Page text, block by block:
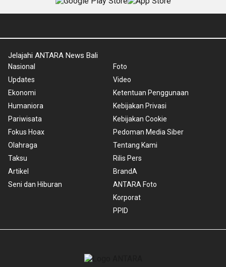
Jelajahi ANTARA News Bali
Nasional
Updates
Ekonomi
Humaniora
Pariwisata
Fokus Hoax
Olahraga
Taksu
Artikel
Seni dan Hiburan
Foto
Video
Ketentuan Penggunaan
Kebijakan Privasi
Kebijakan Cookie
Pedoman Media Siber
Tentang Kami
Rilis Pers
BrandA
ANTARA Foto
Korporat
PPID